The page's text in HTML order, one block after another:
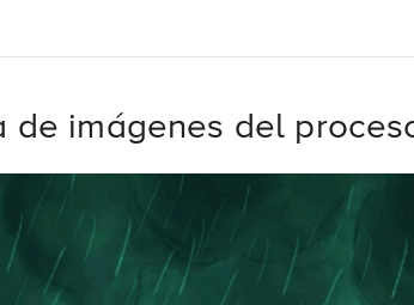
de imágenes del